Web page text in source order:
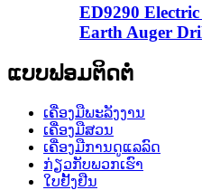
ED9290
Earth Auger
ແບບຟອມຕິດຕໍ່
ເຄື່ອງມືພະລັງງານ
ເຄື່ອງມືສວນ
ເຄື່ອງມືການດູແລລົດ
ກ່ຽວ​ກັບ​ພວກ​ເຮົາ
ໃບຢັ້ງຢືນ